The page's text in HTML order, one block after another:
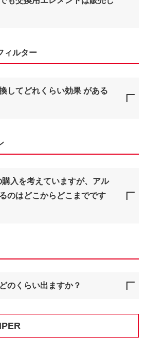
ィルター
してどれくらい効果 がある
入を考えていますが、アル
のはどこからどこまでです
のくらい出ますか？